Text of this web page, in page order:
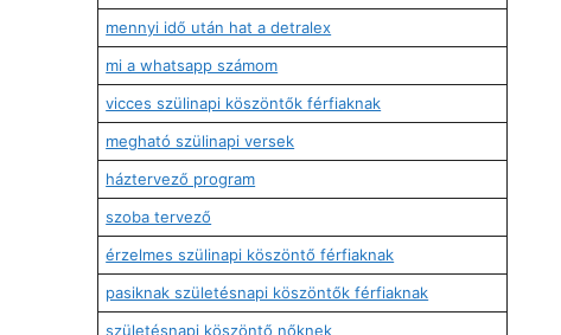
mennyi idő után hat a detralex
mi a whatsapp számom
vicces szülinapi köszöntők férfiaknak
megható szülinapi versek
háztervező program
szoba tervező
érzelmes szülinapi köszöntő férfiaknak
pasiknak születésnapi köszöntők férfiaknak
születésnapi köszöntő nőknek